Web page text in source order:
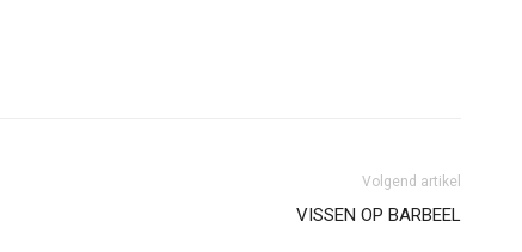
Volgend artikel
VISSEN OP BARBEEL